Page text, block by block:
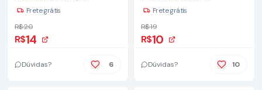
Prevenção - Pele Macia
Hidratada e Saudável,
Para Peles Sensíveis e
Delicadas, Creme de
Assadura Bebê - 30g
Frete grátis
R$ 20
R$14
Dúvidas? 6
Vermelho, Copag
Frete grátis
R$ 19
R$10
Dúvidas? 10